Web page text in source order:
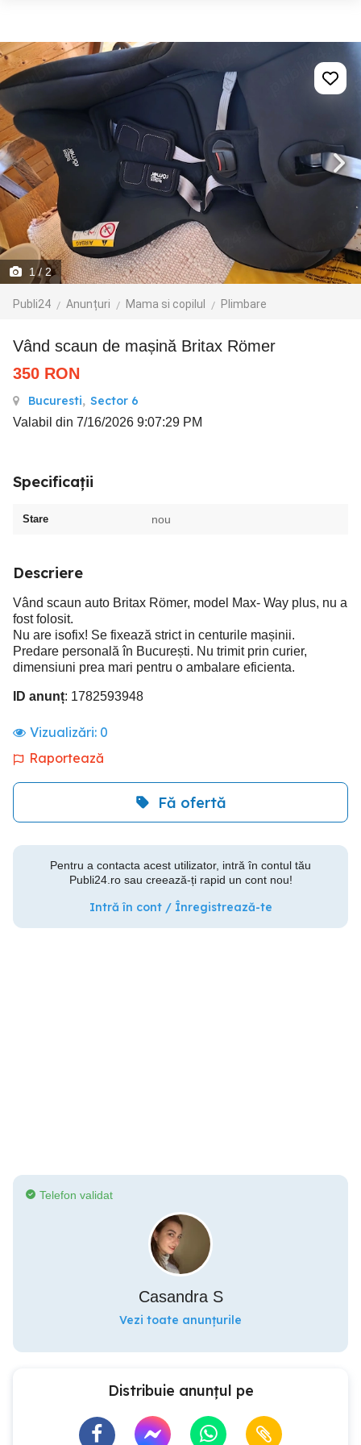
1/ 2
Publi24 Anunțuri Mama si copilul Plimbare
Vând scaun de mașină Britax Römer
350 RON
Bucuresti, Sector 6
Valabil din 7/16/2026 9:07:29 PM
Specificații
Stare nou
Descriere
Vând scaun auto Britax Römer, model Max- Way plus, nu a
fost folosit.
Nu are isofix! Se fixează strict in centurile mașinii.
Predare personală în București. Nu trimit prin curier,
dimensiuni prea mari pentru o ambalare eficienta.
ID anunț: 1782593948
Vizualizări: 0
Raportează
Fă ofertă
Pentru a contacta acest utilizator, intră în contul tău
Publi24.ro sau creează-ți rapid un cont nou!
Intră în cont / Înregistrează-te
Telefon validat
Casandra S
Vezi toate anunțurile
Distribuie anunțul pe